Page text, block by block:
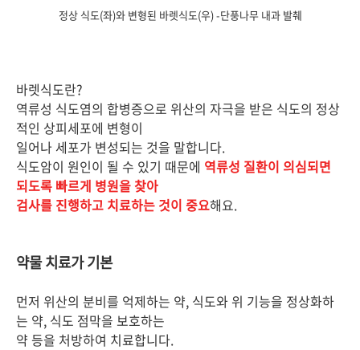
정상 식도(좌)와 변형된 바렛식도(우) -단풍나무 내과 발췌
바렛식도란?
역류성 식도염의 합병증으로 위산의 자극을 받은 식도의 정상
적인 상피세포에 변형이
일어나 세포가 변성되는 것을 말합니다.
식도암이 원인이 될 수 있기 때문에 역류성 질환이 의심되면
되도록 빠르게 병원을 찾아
검사를 진행하고 치료하는 것이 중요해요.
약물 치료가 기본
먼저 위산의 분비를 억제하는 약, 식도와 위 기능을 정상화하
는 약, 식도 점막을 보호하는
약 등을 처방하여 치료합니다.